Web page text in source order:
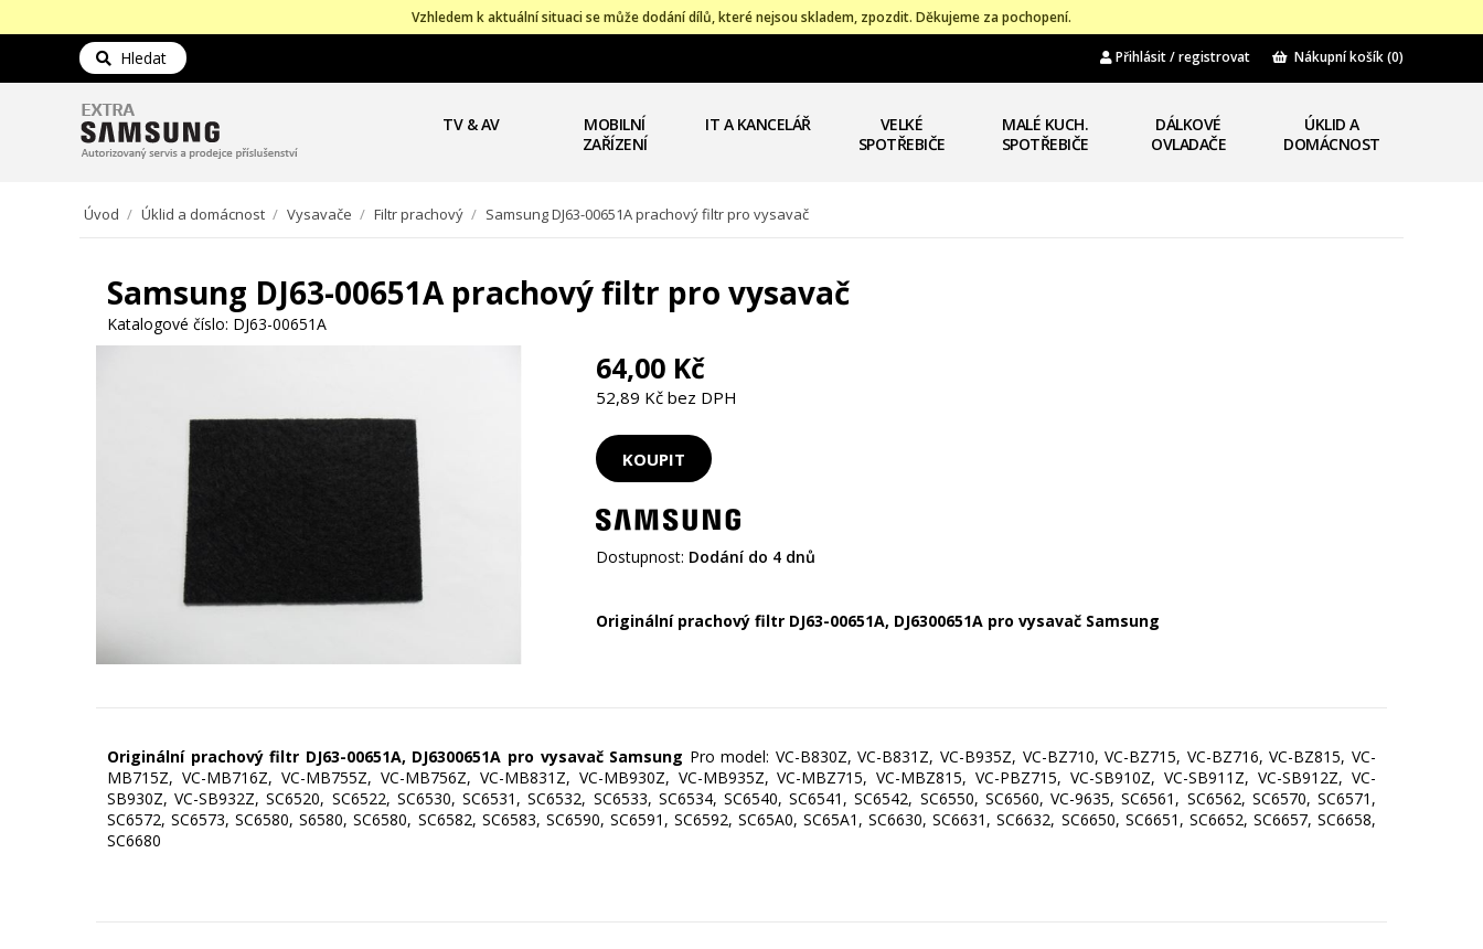
Vzhledem k aktuální situaci se může dodání dílů, které nejsou skladem, zpozdit. Děkujeme za pochopení.
Hledat Přihlásit / registrovat Nákupní košík(0)
TV & AV
MOBILNÍ
ZAŘÍZENÍ
IT A KANCELÁŘ
VELKÉ
SPOTŘEBIČE
MALÉ KUCH.
SPOTŘEBIČE
DÁLKOVÉ
OVLADAČE
ÚKLID A
DOMÁCNOST
Úvod / Úklid a domácnost / Vysavače / Filtr prachový / Samsung DJ63-00651A prachový filtr pro vysavač
Samsung DJ63-00651A prachový filtr pro vysavač
Katalogové číslo: DJ63-00651A
64,00 Kč
52,89 Kč bez DPH
Dostupnost: Dodání do 4 dnů
Originální prachový filtr DJ63-00651A, DJ6300651A pro vysavač Samsung
Originální prachový filtr DJ63-00651A, DJ6300651A pro vysavač Samsung Pro model: VC-B830Z, VC-B831Z, VC-B935Z, VC-BZ710, VC-BZ715, VC-BZ716, VC-BZ815, VC-
MB715Z, VC-MB716Z, VC-MB755Z, VC-MB756Z, VC-MB831Z, VC-MB930Z, VC-MB935Z, VC-MBZ715, VC-MBZ815, VC-PBZ715, VC-SB910Z, VC-SB911Z, VC-SB912Z, VC-
SB930Z, VC-SB932Z, SC6520, SC6522, SC6530, SC6531, SC6532, SC6533, SC6534, SC6540, SC6541, SC6542, SC6550, SC6560, VC-9635, SC6561, SC6562, SC6570, SC6571,
SC6572, SC6573, SC6580, S6580, SC6580, SC6582, SC6583, SC6590, SC6591, SC6592, SC65A0, SC65A1, SC6630, SC6631, SC6632, SC6650, SC6651, SC6652, SC6657, SC6658,
SC6680